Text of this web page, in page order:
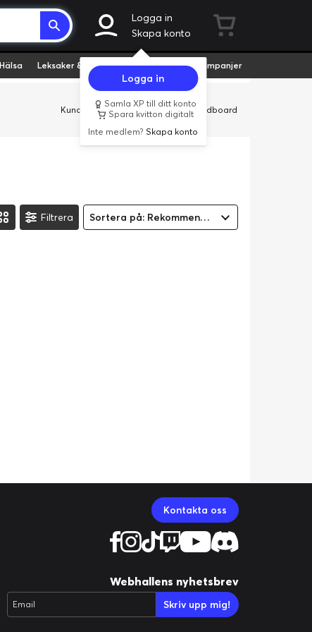
Logga in
Skapa konto
Logga in
Samla XP till ditt konto
Spara kvitton digitalt
Inte medlem?Skapa konto
Leksaker & Hobby Fyndvaror Kampanjer
Kundservice Butiker Företag Cardboard
Filtrera Sortera på: Rekommenderad
Kontakta oss
Webhallens nyhetsbrev
Email Skriv upp mig!